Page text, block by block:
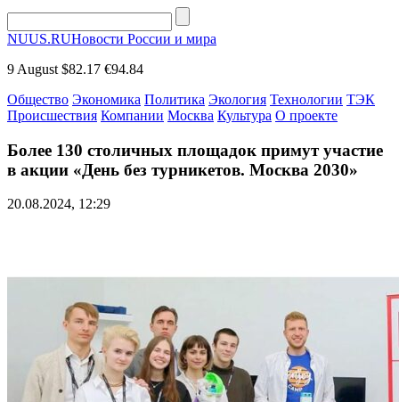
NUUS.RUНовости России и мира
9 August $82.17 €94.84
Общество Экономика Политика Экология Технологии ТЭК
Происшествия Компании Москва Культура О проекте
Более 130 столичных площадок примут участие
в акции «День без турникетов. Москва 2030»
20.08.2024, 12:29